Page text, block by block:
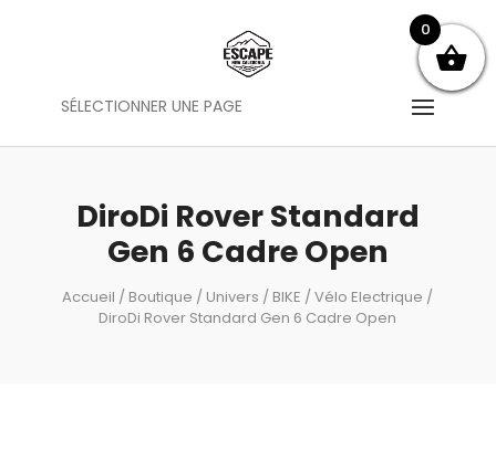
SÉLECTIONNER UNE PAGE
DiroDi Rover Standard
Gen 6 Cadre Open
Accueil / Boutique / Univers / BIKE /Vélo Electrique /
DiroDi Rover Standard Gen 6 Cadre Open
0